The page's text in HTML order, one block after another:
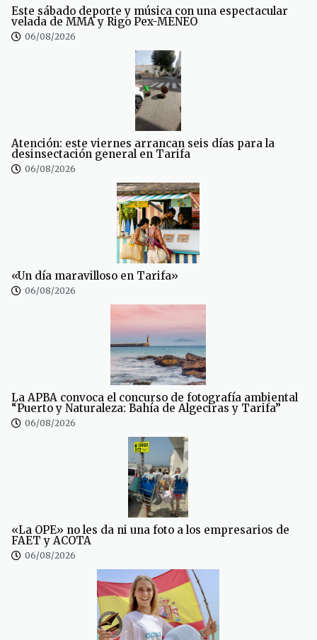
Este sábado deporte y música con una espectacular
velada de MMA y Rigo Pex-MENEO
06/08/2026
Atención: este viernes arrancan seis días para la
desinsectación general en Tarifa
06/08/2026
«Un día maravilloso en Tarifa»
06/08/2026
La APBA convoca el concurso de fotografía ambiental
“Puerto y Naturaleza: Bahía de Algeciras y Tarifa”
06/08/2026
«La OPE» no les da ni una foto a los empresarios de
FAET y ACOTA
06/08/2026